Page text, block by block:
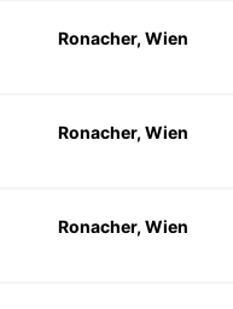
Ronacher, Wien
Ronacher, Wien
Ronacher, Wien